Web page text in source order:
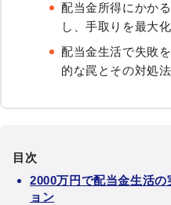
配当金所得にかか
し、手取りを最大
配当金生活で失敗
的な罠とその対処法
目次
2000万円で配当金生活
ョン